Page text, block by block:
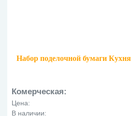
Набор поделочной бумаги Кухня
Комерческая:
Цена:
В наличии: